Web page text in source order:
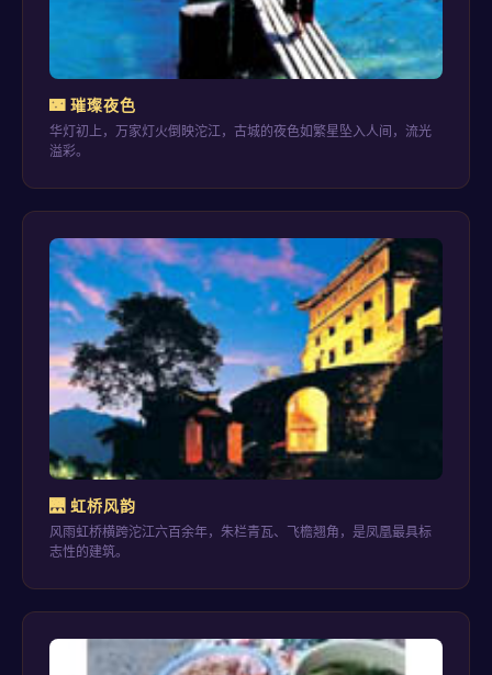
🌃 璀璨夜色
华灯初上，万家灯火倒映沱江，古城的夜色如繁星坠入人间，流光
溢彩。
🌉 虹桥风韵
风雨虹桥横跨沱江六百余年，朱栏青瓦、飞檐翘角，是凤凰最具标
志性的建筑。